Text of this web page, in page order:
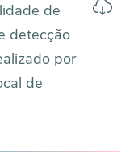
de
detecção
por
de